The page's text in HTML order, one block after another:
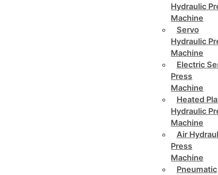
Hydraulic
Machine
Servo
Hydraulic
Machine
Electric
Press
Machine
Heated
Hydraulic
Machine
Air
Press
Machine
Pneumatic